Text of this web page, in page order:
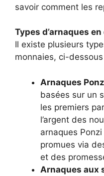
savoir comment les
Types d’arnaques
Il existe plusieurs
monnaies, ci-
Arnaques
basées sur un
les premiers
l’argent des
arnaques
promues via
et des
Arnaques aux